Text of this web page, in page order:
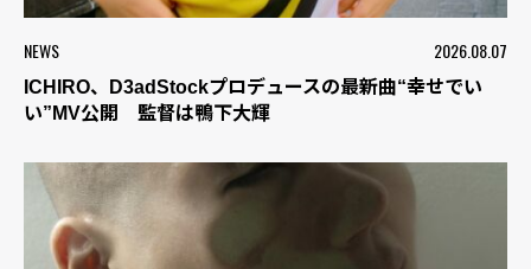
NEWS 2026.08.07
ICHIRO、D3adStockプロデュースの最新曲“幸せでい
い”MV公開 監督は鴨下大輝